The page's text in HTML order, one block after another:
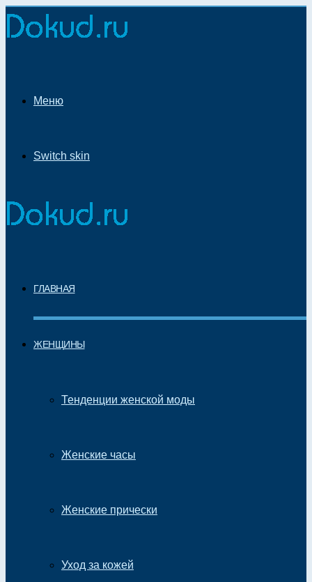
Меню
Switch skin
ГЛАВНАЯ
ЖЕНЩИНЫ
Тенденции женской моды
Женские часы
Женские прически
Уход за кожей